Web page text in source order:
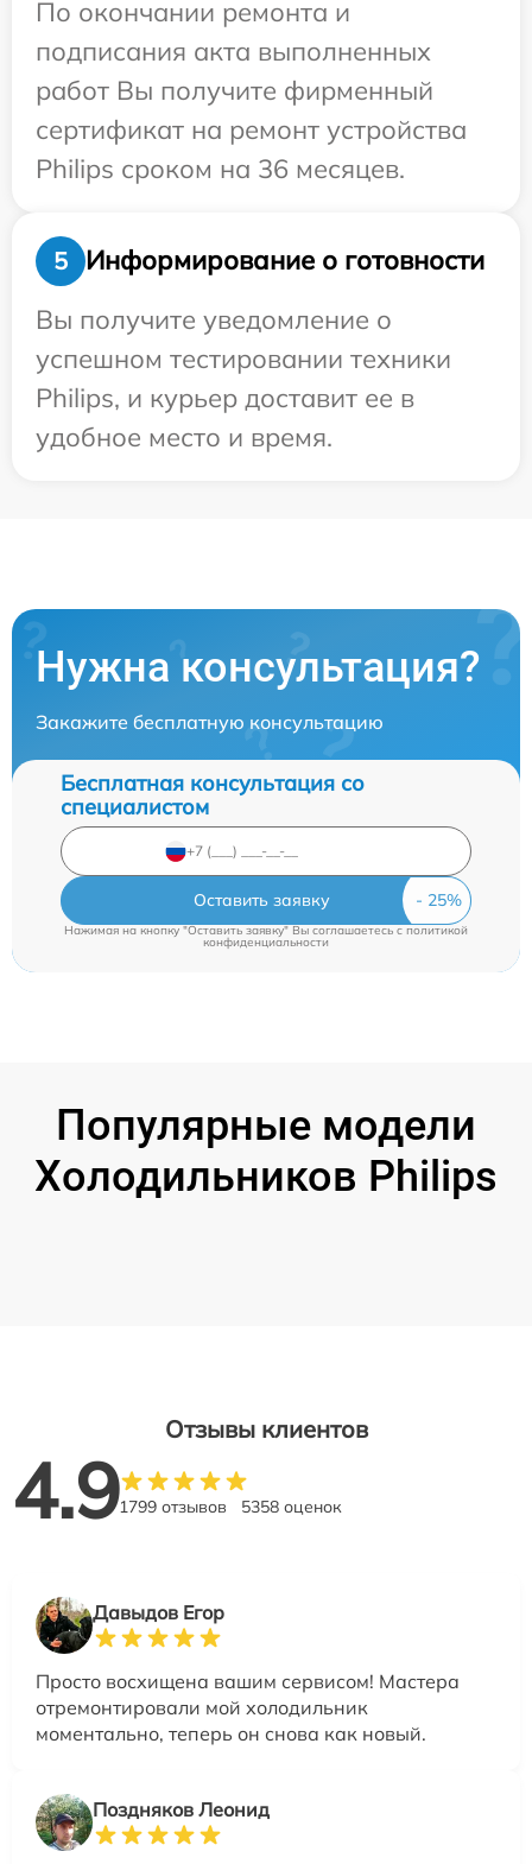
По окончании ремонта и
подписания акта выполненных
работ Вы получите фирменный
сертификат на ремонт устройства
Philips сроком на 36 месяцев.
5
Информирование о готовности
Вы получите уведомление о
успешном тестировании техники
Philips, и курьер доставит ее в
удобное место и время.
Нужна консультация?
Закажите бесплатную консультацию
Бесплатная консультация со
специалистом
Оставить заявку
Нажимая на кнопку "Оставить заявку" Вы соглашаетесь cполитикой
конфиденциальности
Популярные модели
Холодильников Philips
Отзывы клиентов
4.91799 отзывов 5358 оценок
Давыдов Егор
Просто восхищена вашим сервисом! Мастера
отремонтировали мой холодильник
моментально, теперь он снова как новый.
Поздняков Леонид